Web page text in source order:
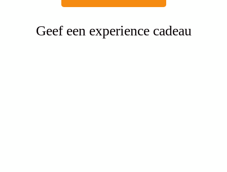
Geef een experience cadeau